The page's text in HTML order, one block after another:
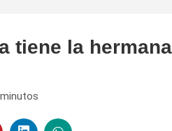
tiene la
minutos